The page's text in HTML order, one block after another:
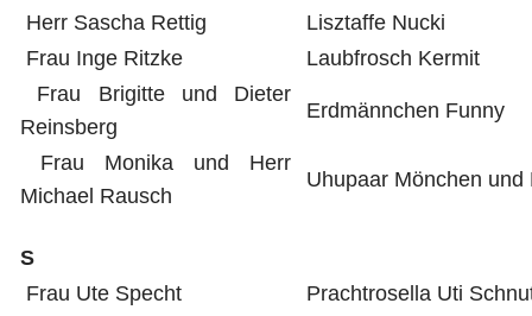
Herr Sascha Rettig
Lisztaffe Nucki
Frau Inge Ritzke
Laubfrosch Kermit
Frau Brigitte und Dieter
Reinsberg
Erdmännchen Funny
Frau Monika und Herr
Michael Rausch
Uhupaar Mönchen und
S
Frau Ute Specht
Prachtrosella Uti